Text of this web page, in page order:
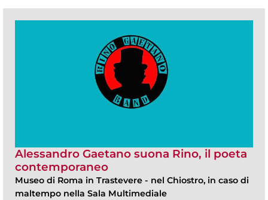
Alessandro Gaetano suona Rino, il poeta
contemporaneo
Museo di Roma in Trastevere - nel Chiostro, in caso di
maltempo nella Sala Multimediale